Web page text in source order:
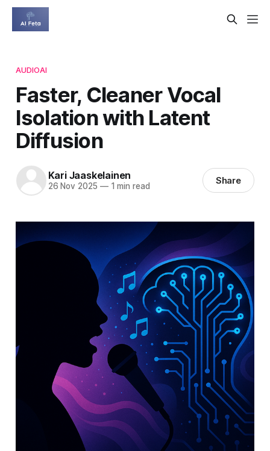
AUDIOAI
Faster, Cleaner Vocal
Isolation with Latent
Diffusion
Kari Jaaskelainen
26 Nov 2025 —1 min read Share